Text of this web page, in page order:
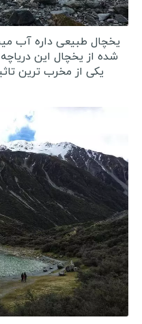
یخچال طبیعی داره آب
شده از یخچال این
یکی از مخرب ترین